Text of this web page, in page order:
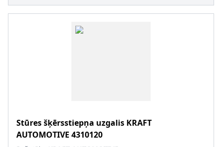
Stūres šķērsstiepņa uzgalis KRAFT
AUTOMOTIVE 4310120